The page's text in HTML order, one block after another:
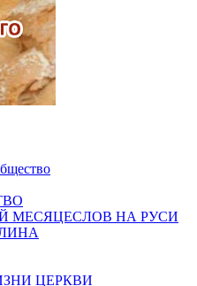
МЕСЯЦЕСЛОВ НА РУСИ
ЦЕРКВИ